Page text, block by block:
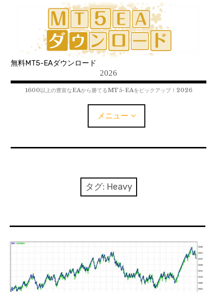
無料MT5-EAダウンロード
2026
1600以上の豊富なEAから勝てるMT5-EAをピックアップ！2026
メニュー
MT5インジケーター(制限解除中)
MT4インジケーター(制限解除中)
タグ: Heavy